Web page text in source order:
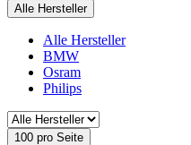
Alle Hersteller
Alle Hersteller
BMW
Osram
Philips
100 pro Seite